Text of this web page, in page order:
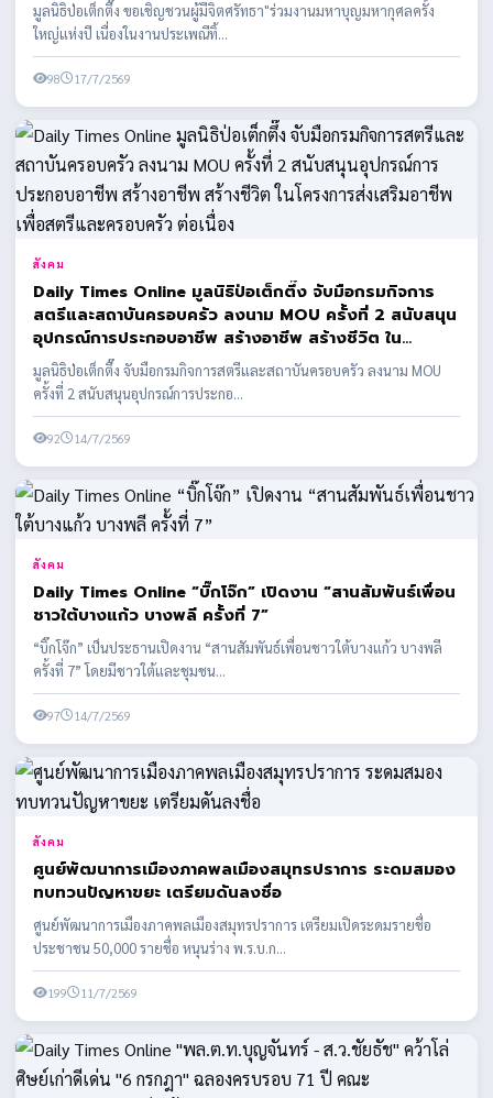
มูลนิธิป่อเต็กตึ๊ง ขอเชิญชวนผู้มีจิตศรัทธา"ร่วมงานมหาบุญมหากุศลครั้ง
ใหญ่แห่งปี เนื่องในงานประเพณีทิ้...
98 17/7/2569
สังคม
Daily Times Online มูลนิธิป่อเต็กตึ๊ง จับมือกรมกิจการ
สตรีและสถาบันครอบครัว ลงนาม MOU ครั้งที่ 2 สนับสนุน
อุปกรณ์การประกอบอาชีพ สร้างอาชีพ สร้างชีวิต ใน
โครงการส่งเสริมอาชีพเพื่อสตรีและครอบครัว ต่อเนื่อง
มูลนิธิป่อเต็กตึ๊ง จับมือกรมกิจการสตรีและสถาบันครอบครัว ลงนาม MOU
ครั้งที่ 2 สนับสนุนอุปกรณ์การประกอ...
92 14/7/2569
สังคม
Daily Times Online “บิ๊กโจ๊ก” เปิดงาน “สานสัมพันธ์เพื่อน
ชาวใต้บางแก้ว บางพลี ครั้งที่ 7”
“บิ๊กโจ๊ก” เป็นประธานเปิดงาน “สานสัมพันธ์เพื่อนชาวใต้บางแก้ว บางพลี
ครั้งที่ 7” โดยมีชาวใต้และชุมชน...
97 14/7/2569
สังคม
ศูนย์พัฒนาการเมืองภาคพลเมืองสมุทรปราการ ระดมสมอง
ทบทวนปัญหาขยะ เตรียมดันลงชื่อ
ศูนย์พัฒนาการเมืองภาคพลเมืองสมุทรปราการ เตรียมเปิดระดมรายชื่อ
ประชาชน 50,000 รายชื่อ หนุนร่าง พ.ร.บ.ก...
199 11/7/2569